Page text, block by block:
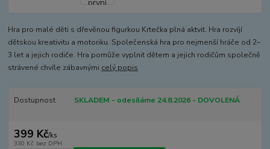
Hra pro malé děti s dřevěnou figurkou Krtečka plná aktvit. Hra rozvíjí
dětskou kreativitu a motoriku. Společenská hra pro nejmenší hráče od 2–
3 let a jejich rodiče. Hra pomůže vyplnit dětem a jejich rodičům společně
strávené chvíle zábavnými celý popis
Dostupnost SKLADEM - odesíláme 24.8.2026 - DOVOLENÁ
399 Kč/ks
330 Kč bez DPH